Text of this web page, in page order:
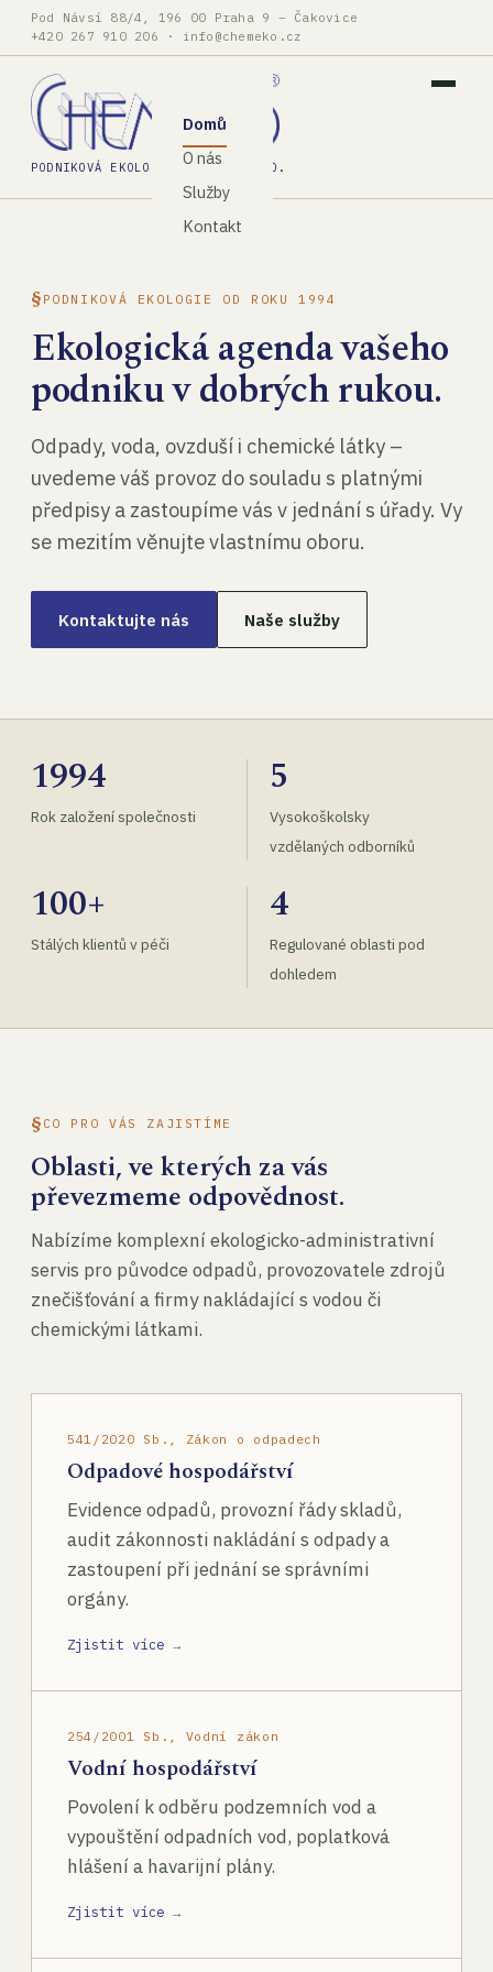
Pod Návsí 88/4, 196 00 Praha 9 – Čakovice
+420 267 910 206 · info@chemeko.cz
PODNIKOVÁ EKOLOGIE, SPOL. S R.O.
Domů
O nás
Služby
Kontakt
PODNIKOVÁ EKOLOGIE OD ROKU 1994
Ekologická agenda vašeho
podniku v dobrých rukou.
Odpady, voda, ovzduší i chemické látky –
uvedeme váš provoz do souladu s platnými
předpisy a zastoupíme vás v jednání s úřady. Vy
se mezitím věnujte vlastnímu oboru.
Kontaktujte nás Naše služby
1994
Rok založení společnosti
5
Vysokoškolsky
vzdělaných odborníků
100+
Stálých klientů v péči
4
Regulované oblasti pod
dohledem
CO PRO VÁS ZAJISTÍME
Oblasti, ve kterých za vás
převezmeme odpovědnost.
Nabízíme komplexní ekologicko-administrativní
servis pro původce odpadů, provozovatele zdrojů
znečišťování a firmy nakládající s vodou či
chemickými látkami.
541/2020 Sb., Zákon o odpadech
Odpadové hospodářství
Evidence odpadů, provozní řády skladů,
audit zákonnosti nakládání s odpady a
zastoupení při jednání se správními
orgány.
Zjistit více →
254/2001 Sb., Vodní zákon
Vodní hospodářství
Povolení k odběru podzemních vod a
vypouštění odpadních vod, poplatková
hlášení a havarijní plány.
Zjistit více →